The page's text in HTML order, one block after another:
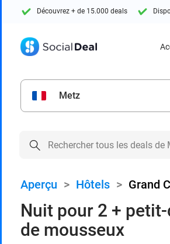
Découvrez + de 15.000 deals
Metz
Aperçu > Hôtels > Grand
Nuit pour 2 +
de mousseux